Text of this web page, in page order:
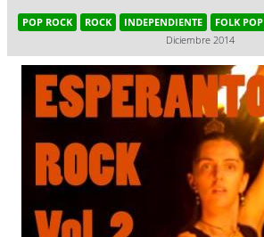
POP ROCK ROCK INDEPENDIENTE
FOLK POP
Diciembre 2014